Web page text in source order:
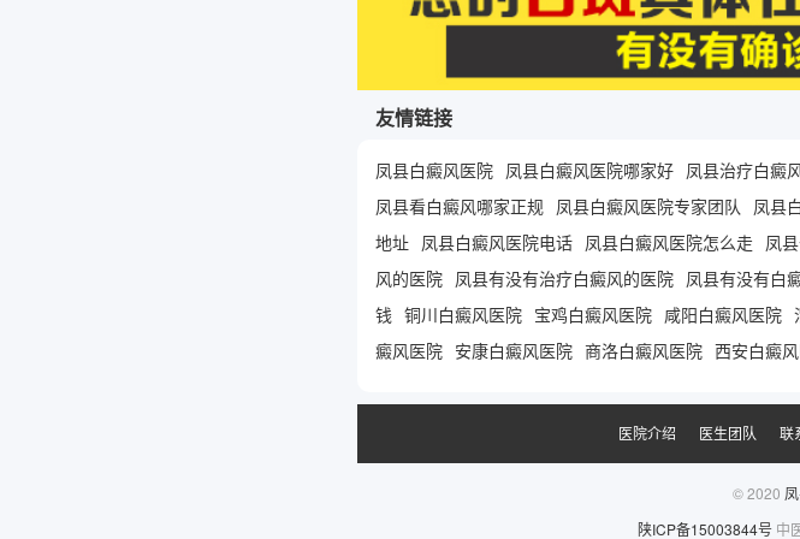
友情链接
凤县白癜风医院 凤县白癜风医院哪家好 凤县治疗白癜
凤县看白癜风哪家正规 凤县白癜风医院专家团队 凤县
地址 凤县白癜风医院电话 凤县白癜风医院怎么走 凤
风的医院 凤县有没有治疗白癜风的医院 凤县有没有白
钱 铜川白癜风医院 宝鸡白癜风医院 咸阳白癜风医院
癜风医院 安康白癜风医院 商洛白癜风医院 西安白癜
医院介绍 医生团队 联
© 2020
陕ICP备15003844号 中